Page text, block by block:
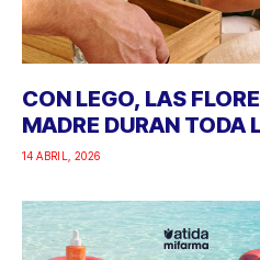
CON LEGO, LAS
MADRE DURAN TODA
14 ABRIL, 2026